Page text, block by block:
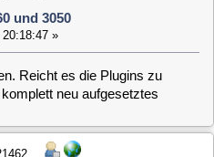
»
ausgewählt
die Info die der
Logoder die
helfen.